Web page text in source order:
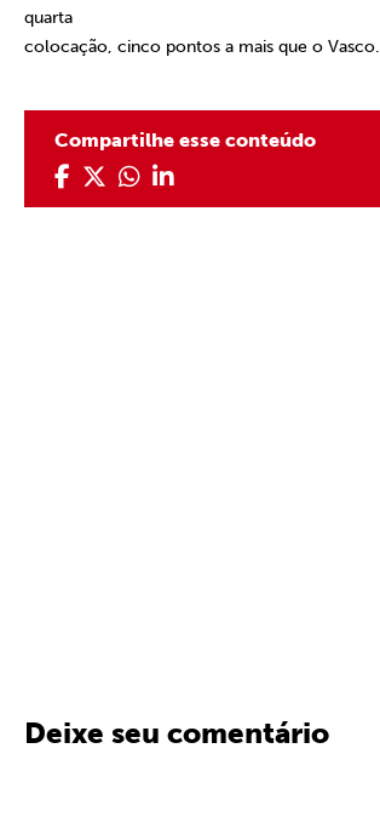
quarta
colocação, cinco pontos a mais que o Vasco.
Compartilhe esse conteúdo
Deixe seu comentário